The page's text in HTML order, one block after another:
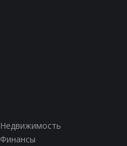
Недвижимость
Финансы